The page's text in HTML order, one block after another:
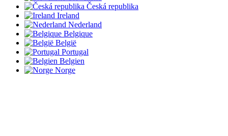
Česká republika
Ireland
Nederland
Belgique
België
Portugal
Belgien
Norge